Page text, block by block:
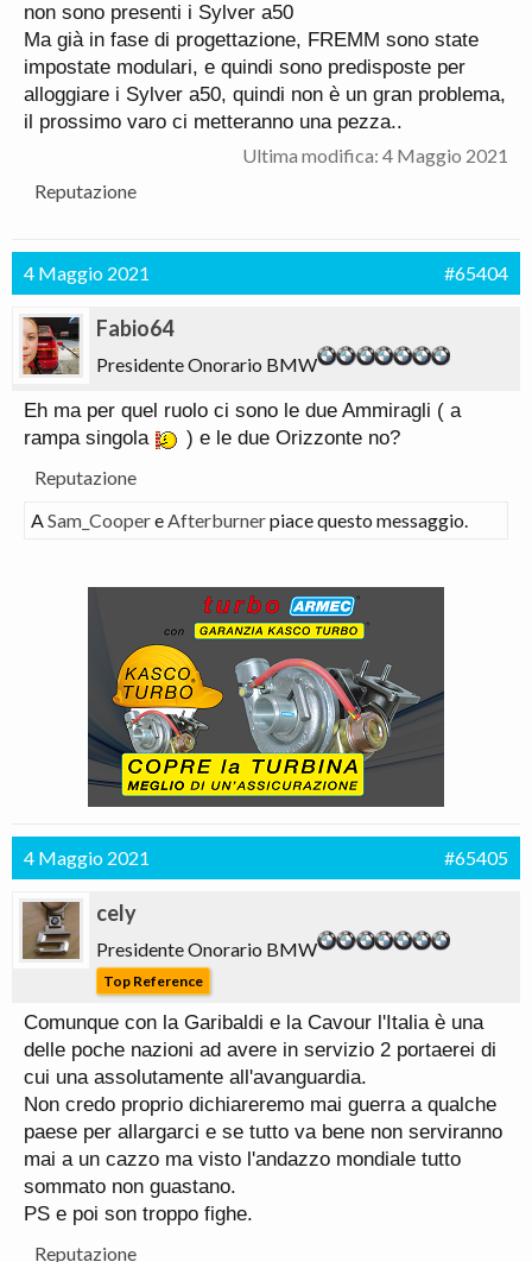
non sono presenti i Sylver a50
Ma già in fase di progettazione, FREMM sono state
impostate modulari, e quindi sono predisposte per
alloggiare i Sylver a50, quindi non è un gran problema,
il prossimo varo ci metteranno una pezza..
Ultima modifica: 4 Maggio 2021
Reputazione
4 Maggio 2021 #65404
Fabio64
Presidente Onorario BMW
Eh ma per quel ruolo ci sono le due Ammiragli ( a
rampa singola
) e le due Orizzonte no?
Reputazione
ASam_CoopereAfterburnerpiace questo messaggio.
4 Maggio 2021 #65405
cely
Presidente Onorario BMW
Top Reference
Comunque con la Garibaldi e la Cavour l'Italia è una
delle poche nazioni ad avere in servizio 2 portaerei di
cui una assolutamente all'avanguardia.
Non credo proprio dichiareremo mai guerra a qualche
paese per allargarci e se tutto va bene non serviranno
mai a un cazzo ma visto l'andazzo mondiale tutto
sommato non guastano.
PS e poi son troppo fighe.
Reputazione